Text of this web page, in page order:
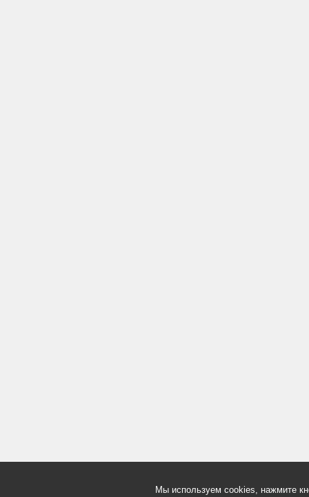
Мы используем cookies, нажмите